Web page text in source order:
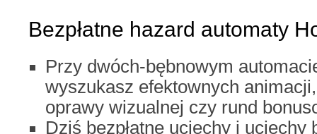
Bezpłatne hazard automaty
Przy dwóch-bębnowym
wyszukasz efektownych
oprawy wizualnej czy rund
Dziś bezpłatne uciechy i uciechy